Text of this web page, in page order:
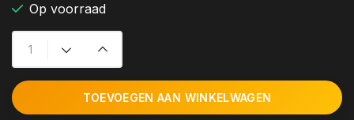
Op voorraad
TOEVOEGEN AAN WINKELWAGEN